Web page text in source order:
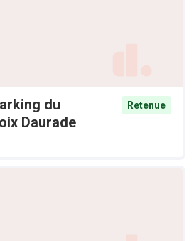
du
Daurade
Retenue